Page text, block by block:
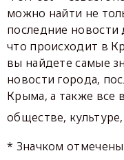
можно найти не
последние новости
что происходит в
вы найдете самые
новости города,
Крыма, а также все
обществе,
* Значком